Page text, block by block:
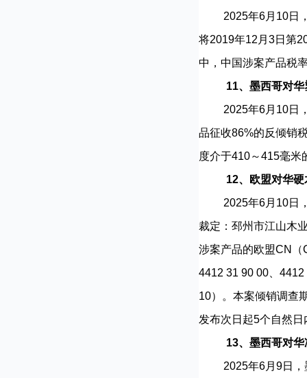
2025年6月10日，
将2019年12月3日第
中，中国涉案产品税
11、墨西哥对
2025年6月10日，
品征收86%的反倾销
度介于410～415毫米
12、欧盟对华
2025年6月10日，
裁定：邳州市江山木
涉案产品的欧盟CN（
4412 31 90 00、
10）。本案倾销调查
发布次日起5个自然
13、墨西哥对
2025年6月9日，墨